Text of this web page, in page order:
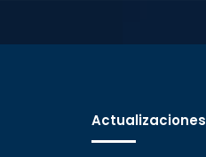
Actualizaciones